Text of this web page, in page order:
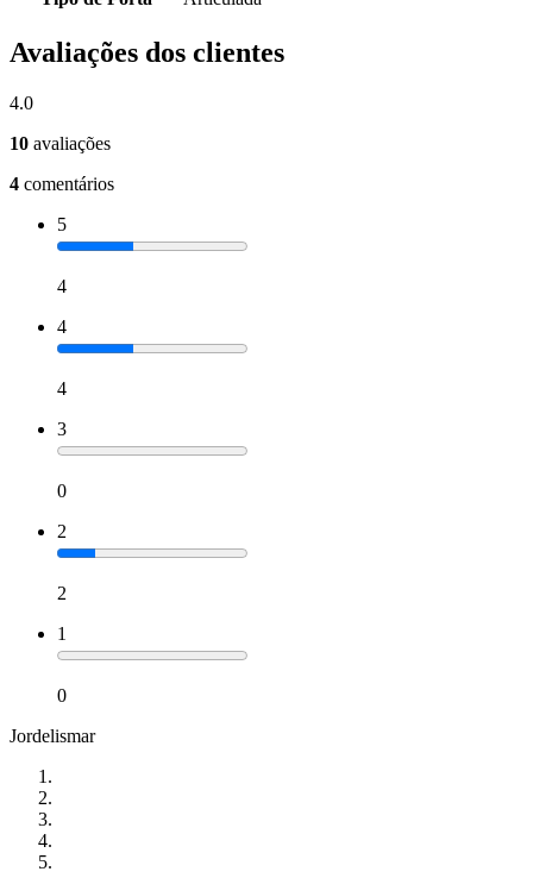
Avaliações dos clientes
4.0
10 avaliações
4 comentários
5
4
4
4
3
0
2
2
1
0
Jordelismar